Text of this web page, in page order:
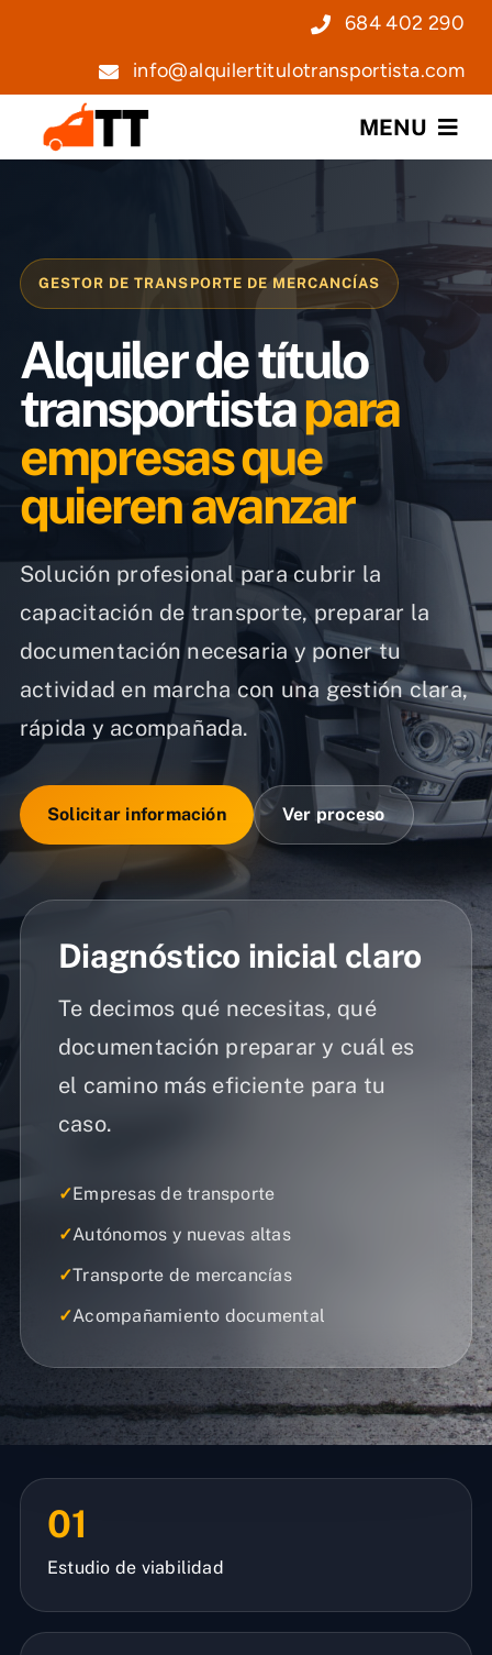
684 402 290
info@alquilertitulotransportista.com
MENU
Servicios
Noticias
Contacto
GESTOR DE TRANSPORTE DE MERCANCÍAS
Alquiler de título
transportistapara
empresas que
quieren avanzar
Solución profesional para cubrir la
capacitación de transporte, preparar la
documentación necesaria y poner tu
actividad en marcha con una gestión clara,
rápida y acompañada.
Solicitar información Ver proceso
Diagnóstico inicial claro
Te decimos qué necesitas, qué
documentación preparar y cuál es
el camino más eficiente para tu
caso.
✓Empresas de transporte
✓Autónomos y nuevas altas
✓Transporte de mercancías
✓Acompañamiento documental
01
Estudio de viabilidad